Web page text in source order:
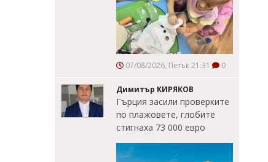
07/08/2026, Петък 21:31 0
Димитър КИРЯКОВ
Гърция засили проверките
по плажовете, глобите
стигнаха 73 000 евро